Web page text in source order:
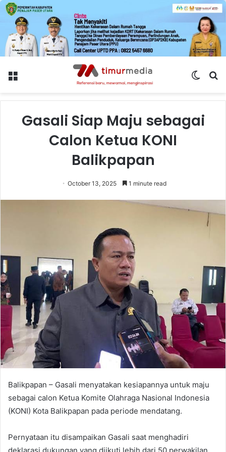
Menu
Switch
Gasali Siap Maju sebagai
Calon Ketua KONI
Balikpapan
October 13, 2025 1 minute read
Balikpapan – Gasali menyatakan kesiapannya untuk maju
sebagai calon Ketua Komite Olahraga Nasional Indonesia
(KONI) Kota Balikpapan pada periode mendatang.
Pernyataan itu disampaikan Gasali saat menghadiri